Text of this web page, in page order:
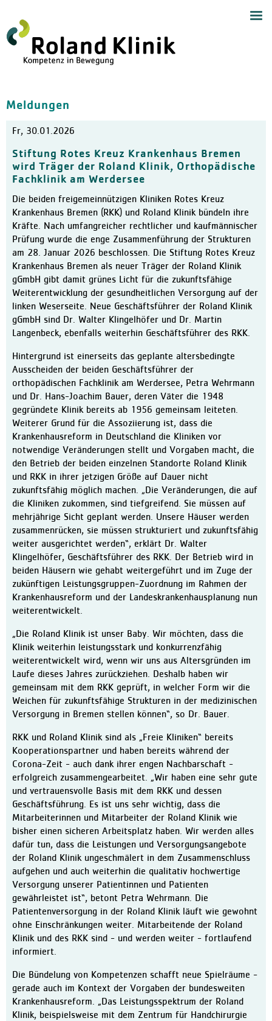
Meldungen
Fr, 30.01.2026
Stiftung Rotes Kreuz Krankenhaus Bremen
wird Träger der Roland Klinik, Orthopädische
Fachklinik am Werdersee
Die beiden freigemeinnützigen Kliniken Rotes Kreuz
Krankenhaus Bremen (RKK) und Roland Klinik bündeln ihre
Kräfte. Nach umfangreicher rechtlicher und kaufmännischer
Prüfung wurde die enge Zusammenführung der Strukturen
am 28. Januar 2026 beschlossen. Die Stiftung Rotes Kreuz
Krankenhaus Bremen als neuer Träger der Roland Klinik
gGmbH gibt damit grünes Licht für die zukunftsfähige
Weiterentwicklung der gesundheitlichen Versorgung auf der
linken Weserseite. Neue Geschäftsführer der Roland Klinik
gGmbH sind Dr. Walter Klingelhöfer und Dr. Martin
Langenbeck, ebenfalls weiterhin Geschäftsführer des RKK.
Hintergrund ist einerseits das geplante altersbedingte
Ausscheiden der beiden Geschäftsführer der
orthopädischen Fachklinik am Werdersee, Petra Wehrmann
und Dr. Hans-Joachim Bauer, deren Väter die 1948
gegründete Klinik bereits ab 1956 gemeinsam leiteten.
Weiterer Grund für die Assoziierung ist, dass die
Krankenhausreform in Deutschland die Kliniken vor
notwendige Veränderungen stellt und Vorgaben macht, die
den Betrieb der beiden einzelnen Standorte Roland Klinik
und RKK in ihrer jetzigen Größe auf Dauer nicht
zukunftsfähig möglich machen. „Die Veränderungen, die auf
die Kliniken zukommen, sind tiefgreifend. Sie müssen auf
mehrjährige Sicht geplant werden. Unsere Häuser werden
zusammenrücken, sie müssen strukturiert und zukunftsfähig
weiter ausgerichtet werden“, erklärt Dr. Walter
Klingelhöfer, Geschäftsführer des RKK. Der Betrieb wird in
beiden Häusern wie gehabt weitergeführt und im Zuge der
zukünftigen Leistungsgruppen-Zuordnung im Rahmen der
Krankenhausreform und der Landeskrankenhausplanung nun
weiterentwickelt.
„Die Roland Klinik ist unser Baby. Wir möchten, dass die
Klinik weiterhin leistungsstark und konkurrenzfähig
weiterentwickelt wird, wenn wir uns aus Altersgründen im
Laufe dieses Jahres zurückziehen. Deshalb haben wir
gemeinsam mit dem RKK geprüft, in welcher Form wir die
Weichen für zukunftsfähige Strukturen in der medizinischen
Versorgung in Bremen stellen können“, so Dr. Bauer.
RKK und Roland Klinik sind als „Freie Kliniken“ bereits
Kooperationspartner und haben bereits während der
Corona-Zeit - auch dank ihrer engen Nachbarschaft -
erfolgreich zusammengearbeitet. „Wir haben eine sehr gute
und vertrauensvolle Basis mit dem RKK und dessen
Geschäftsführung. Es ist uns sehr wichtig, dass die
Mitarbeiterinnen und Mitarbeiter der Roland Klinik wie
bisher einen sicheren Arbeitsplatz haben. Wir werden alles
dafür tun, dass die Leistungen und Versorgungsangebote
der Roland Klinik ungeschmälert in dem Zusammenschluss
aufgehen und auch weiterhin die qualitativ hochwertige
Versorgung unserer Patientinnen und Patienten
gewährleistet ist“, betont Petra Wehrmann. Die
Patientenversorgung in der Roland Klinik läuft wie gewohnt
ohne Einschränkungen weiter. Mitarbeitende der Roland
Klinik und des RKK sind - und werden weiter - fortlaufend
informiert.
Die Bündelung von Kompetenzen schafft neue Spielräume -
gerade auch im Kontext der Vorgaben der bundesweiten
Krankenhausreform. „Das Leistungsspektrum der Roland
Klinik, beispielsweise mit dem Zentrum für Handchirurgie
Start
Chirurgie und
Schmerztherapie mit
Anästhesiologie und
Orthopädie und
Ambulantes Zentrum
Physiotherapie
Therapie-Mediathek
MVZ im Bremer Süden
Aufenthalt
Ablauf
Zimmer und Wahlleistungen
Verpflegung
Pflege und Betreuung
Entlassungsmanagement
Erholung
Lob und Kritik
Informationen für
Klinikleitung
Leitbild
Daten und Fakten
Zertifizierungen /
Hygiene
Bewegungszentrum activo
Kooperationen
Aktuelles
Meldungen
Ausschreibungen und
Freie Stellen
Ausbildung in der Pflege
Kontakt
Ansprechpartner:innen
Kontaktformular
Anfahrt
Facebook